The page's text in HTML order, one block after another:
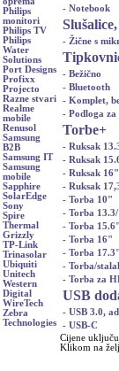
Philips
monitori
Philips TV
Philips
Water
Solutions
Port Designs
Profixx
Projecto
Razne stvari
Realme
mobile
Renusol
Samsung
B2B
Samsung IT
Samsung
mobile
Sapphire
SolarEdge
Sony
Spire
Thermal
Grizzly
TP-Link
Trinasolar
Ubiquiti
Unitech
Western
Digital
WireTech
Zebra
Technologies
- Notebook
- Žične s
- Bežično
- Bluetooth
- Komplet,
- Podloga
Torbe+
- Ruksak
- Ruksak
- Ruksak 16"
- Ruksak
- Torba 10"
- Torba
- Torba 15.6"
- Torba 16"
- Torba 17.3"
- Torba/
- Torba za
USB
- USB 3.0,
- USB-C
Cijene
Klikom na